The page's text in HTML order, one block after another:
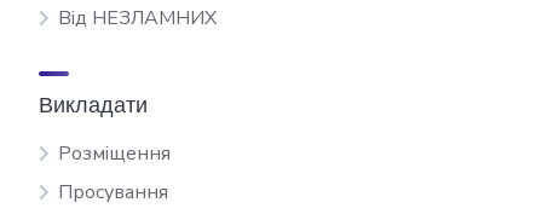
Від НЕЗЛАМНИХ
Викладати
Розміщення
Просування